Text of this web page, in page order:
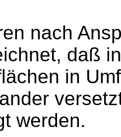
nach
daß
in
werden.